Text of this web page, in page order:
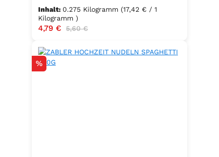
und daraus gewonnene Erzeugnisse
Inhalt: 0.275 Kilogramm (17,42 € / 1
Kilogramm )
Verkaufspreis:
4,79 € Regulärer Preis:
5,60 €
Rabatt
%